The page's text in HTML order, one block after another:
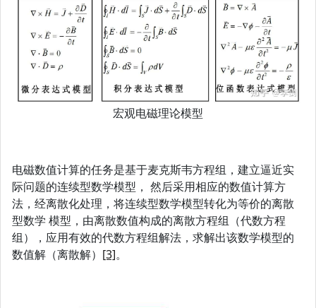
宏观电磁理论模型
电磁数值计算的任务是基于麦克斯韦方程组，建立逼近实
际问题的连续型数学模型， 然后采用相应的数值计算方
法，经离散化处理，将连续型数学模型转化为等价的离散
型数学 模型，由离散数值构成的离散方程组（代数方程
组），应用有效的代数方程组解法，求解出该数学模型的
数值解（离散解） [3]。